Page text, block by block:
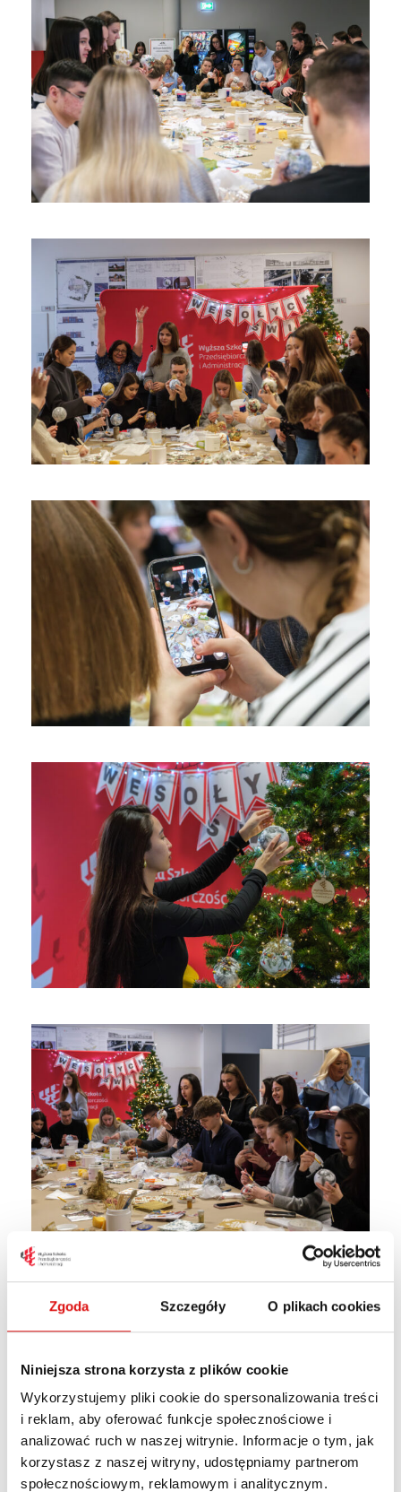
Zgoda Szczegóły O plikach cookies
Niniejsza strona korzysta z plików cookie
Wykorzystujemy pliki cookie do spersonalizowania treści
i reklam, aby oferować funkcje społecznościowe i
analizować ruch w naszej witrynie. Informacje o tym, jak
korzystasz z naszej witryny, udostępniamy partnerom
społecznościowym, reklamowym i analitycznym.